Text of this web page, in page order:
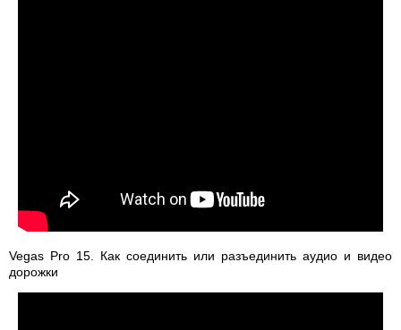
Vegas Pro 15. Как соединить или разъединить аудио и видео
дорожки